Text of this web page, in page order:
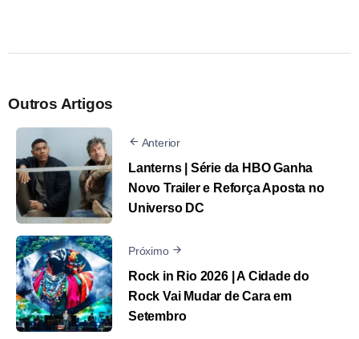
Outros Artigos
Anterior
Lanterns | Série da HBO Ganha
Novo Trailer e Reforça Aposta no
Universo DC
Próximo
Rock in Rio 2026 | A Cidade do
Rock Vai Mudar de Cara em
Setembro